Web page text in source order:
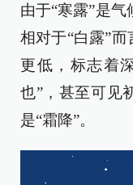
由于“寒露”是气
相对于“白露”
更低，标志着
也”，甚至可见
是“霜降”。